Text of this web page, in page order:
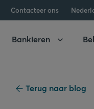
Contacteer ons
Bankieren
Terug naar blog